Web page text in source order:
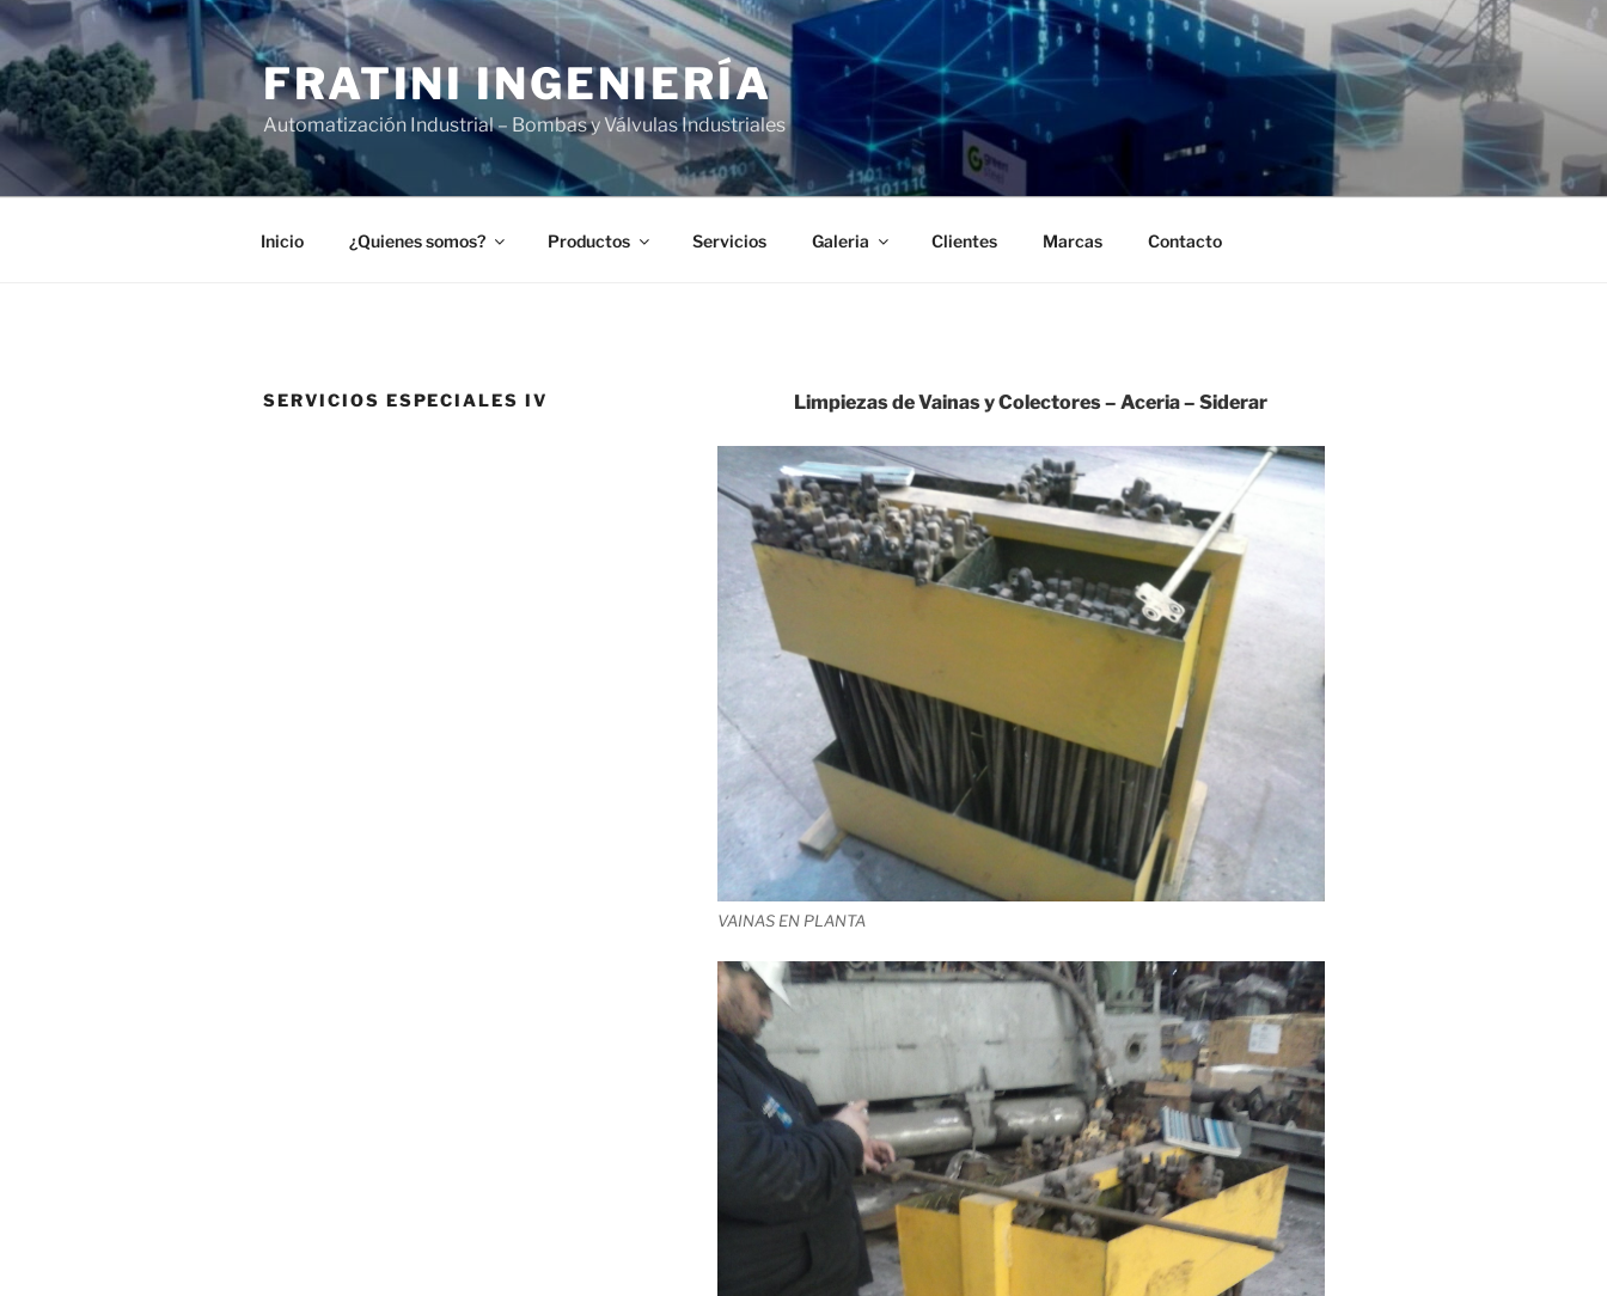
al
contenido
FRATINI INGENIERÍA
Automatización Industrial – Bombas y Válvulas Industriales
Inicio ¿Quienes somos? Productos Servicios Galeria Clientes Marcas Contacto
SERVICIOS ESPECIALES IV Limpiezas de Vainas y Colectores – Aceria – Siderar
VAINAS EN PLANTA